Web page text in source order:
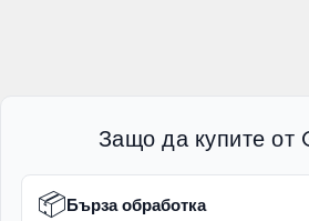
Защо да купите
📦Бърза обработка